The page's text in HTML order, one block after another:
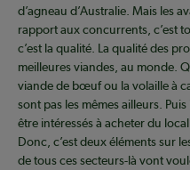
d’agneau d’Australie. Mais les
rapport aux concurrents, c’est
c’est la qualité. La qualité des
meilleures viandes, au monde.
viande de bœuf ou la volaille à
sont pas les mêmes ailleurs.
être intéressés à acheter du
Donc, c’est deux éléments sur
de tous ces secteurs-là vont